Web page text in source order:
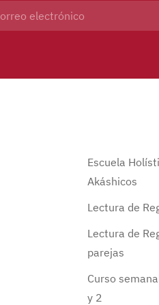
Escuela
Akáshicos
Lectura de
Lectura de
parejas
Curso
y 2